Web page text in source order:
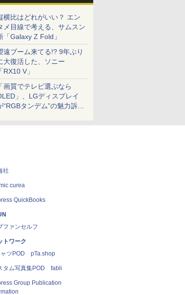
横比はどれがいい？ エン
メ目線で考える、サムスン
「Galaxy Z Fold」
遠ブーム来てる!? 9年ぶり
大復活した、ソニー
「RX10 V」
「画質でテレビ選ぶなら
」、LGディスプレイ
“RGBタンデム”の魅力訴
社
curea
QuickBooks
ファンセルフ
トワーク
ャツPOD pTa.shop
タム写真集POD fabli
Group Publication